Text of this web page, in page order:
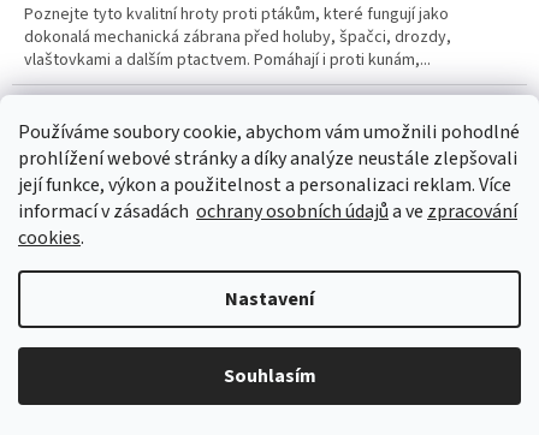
Používáme soubory cookie, abychom vám umožnili pohodlné
prohlížení webové stránky a díky analýze neustále zlepšovali
její funkce, výkon a použitelnost a personalizaci reklam. Více
informací v zásadách ochrany osobních údajůa ve zpracování
cookies.
Nastavení
Souhlasím
Poznejte tyto kvalitní hroty proti ptákům, které fungují jako
dokonalá mechanická zábrana před holuby, špačci, drozdy,
vlaštovkami a dalším ptactvem. Pomáhají i proti kunám,...